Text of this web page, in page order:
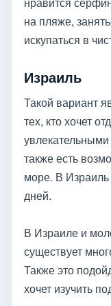
на пляже,
искупаться в
Израиль
Такой вариант
тех, кто хочет
также есть
море. В Израиль
дней.
В Израиле и
существует
Также это
хочет изучить